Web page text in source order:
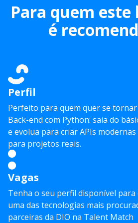
Para quem
é
Perfil
Perfeito para quem quer se
Back-end com Python: saia do
e evolua para criar APIs
para projetos reais.
Vagas
Tenha o seu perfil disponível
uma das tecnologias mais
parceiras da DIO na Talent Match